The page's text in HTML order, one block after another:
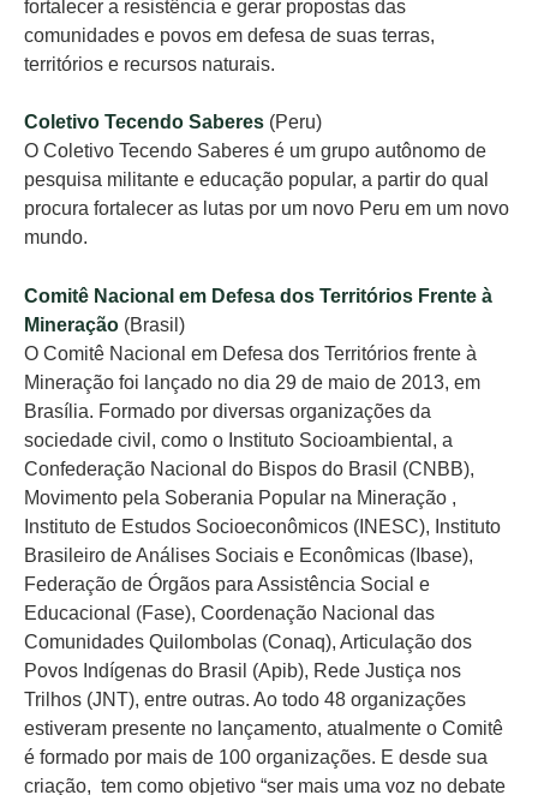
fortalecer a resistência e gerar propostas das
comunidades e povos em defesa de suas terras,
territórios e recursos naturais.
Coletivo Tecendo Saberes (Peru)
O Coletivo Tecendo Saberes é um grupo autônomo de
pesquisa militante e educação popular, a partir do qual
procura fortalecer as lutas por um novo Peru em um novo
mundo.
Comitê Nacional em Defesa dos Territórios Frente à
Mineração (Brasil)
O Comitê Nacional em Defesa dos Territórios frente à
Mineração foi lançado no dia 29 de maio de 2013, em
Brasília. Formado por diversas organizações da
sociedade civil, como o Instituto Socioambiental, a
Confederação Nacional do Bispos do Brasil (CNBB),
Movimento pela Soberania Popular na Mineração ,
Instituto de Estudos Socioeconômicos (INESC), Instituto
Brasileiro de Análises Sociais e Econômicas (Ibase),
Federação de Órgãos para Assistência Social e
Educacional (Fase), Coordenação Nacional das
Comunidades Quilombolas (Conaq), Articulação dos
Povos Indígenas do Brasil (Apib), Rede Justiça nos
Trilhos (JNT), entre outras. Ao todo 48 organizações
estiveram presente no lançamento, atualmente o Comitê
é formado por mais de 100 organizações. E desde sua
criação, tem como objetivo “ser mais uma voz no debate